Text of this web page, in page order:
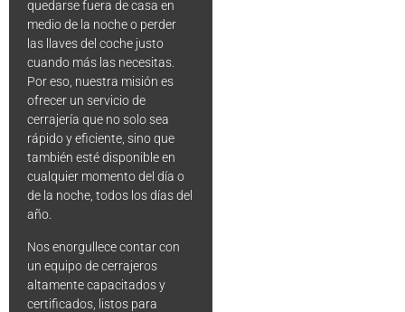
quedarse fuera de casa en
medio de la noche o perder
las llaves del coche justo
cuando más las necesitas.
Por eso, nuestra misión es
ofrecer un servicio de
cerrajería que no solo sea
rápido y eficiente, sino que
también esté disponible en
cualquier momento del día o
de la noche, todos los días del
año.
Nos enorgullece contar con
un equipo de cerrajeros
altamente capacitados y
certificados, listos para